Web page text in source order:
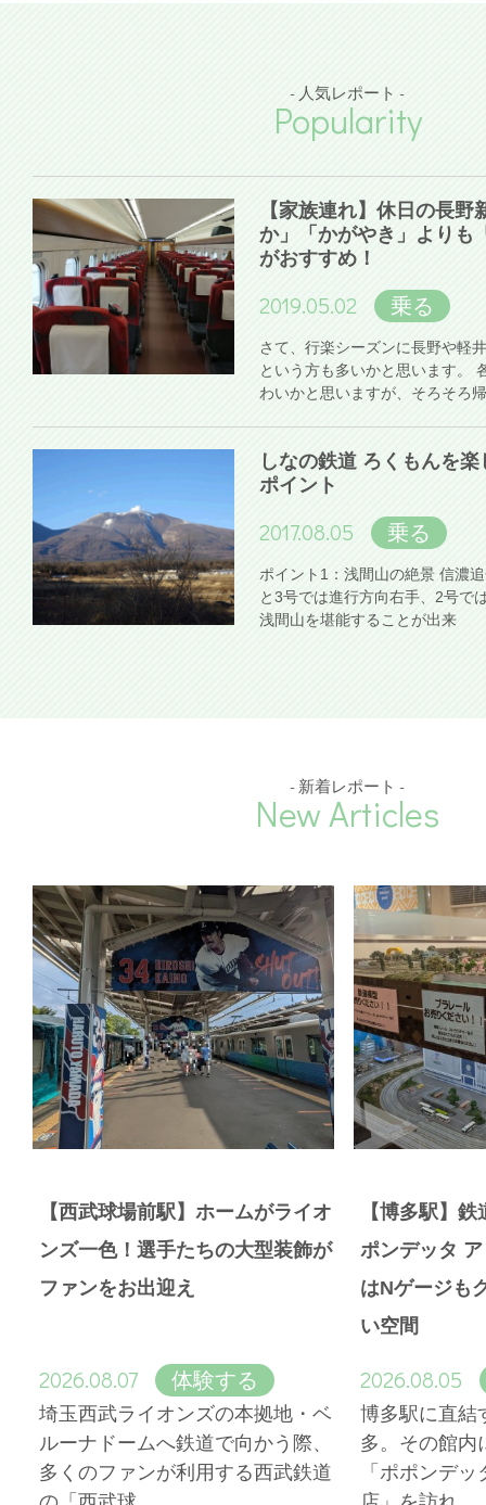
- 人気レポート -
Popularity
【家族連れ】休日の長野
か」「かがやき」よりも
がおすすめ！
2019.05.02 乗る
さて、行楽シーズンに長野や軽
という方も多いかと思います。
わいかと思いますが、そろそろ
しなの鉄道 ろくもんを
ポイント
2017.08.05 乗る
ポイント1：浅間山の絶景 信濃
と3号では進行方向右手、2号で
浅間山を堪能することが出来
- 新着レポート -
New Articles
【西武球場前駅】ホームがライオ
ンズ一色！選手たちの大型装飾が
ファンをお出迎え
2026.08.07 体験する
埼玉西武ライオンズの本拠地・ベ
ルーナドームへ鉄道で向かう際、
多くのファンが利用する西武鉄道
【博多駅】
ポンデッタ
はNゲージも
い空間
2026.08.05
博多駅に直結
多。その館内
「ポポンデ